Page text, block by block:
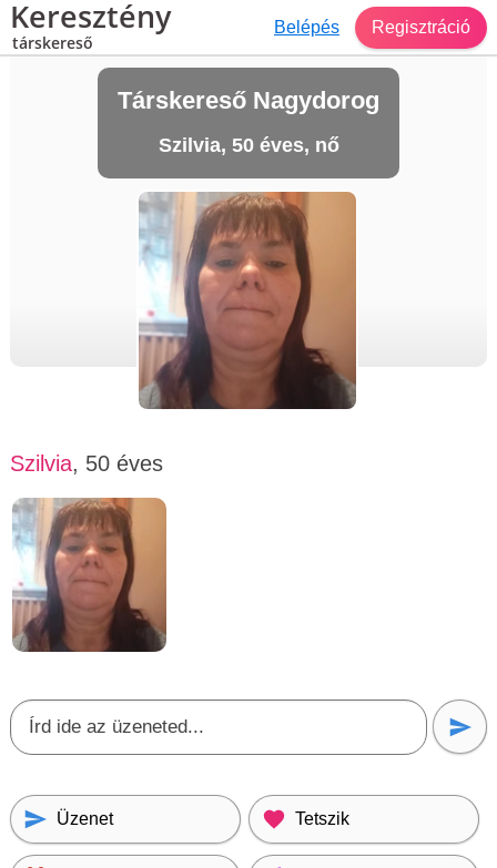
Keresztény
társkereső
Belépés Regisztráció
Társkereső Nagydorog
Szilvia, 50 éves, nő
Szilvia, 50 éves
Üzenet Tetszik